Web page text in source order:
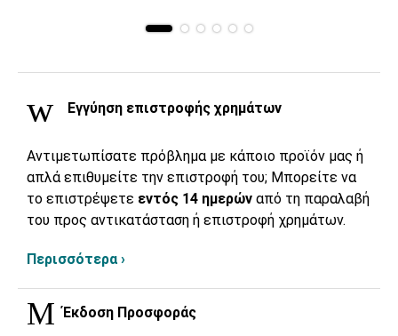
Εγγύηση επιστροφής χρημάτων
Αντιμετωπίσατε πρόβλημα με κάποιο προϊόν μας ή
απλά επιθυμείτε την επιστροφή του; Μπορείτε να
το επιστρέψετε εντός 14 ημερών από τη παραλαβή
του προς αντικατάσταση ή επιστροφή χρημάτων.
Περισσότερα ›
Έκδοση Προσφοράς